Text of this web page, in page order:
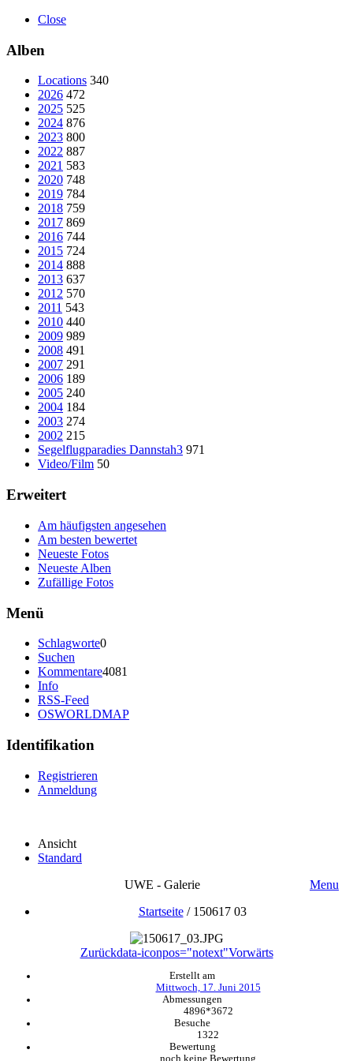
Close
Alben
Locations 340
2026 472
2025 525
2024 876
2023 800
2022 887
2021 583
2020 748
2019 784
2018 759
2017 869
2016 744
2015 724
2014 888
2013 637
2012 570
2011 543
2010 440
2009 989
2008 491
2007 291
2006 189
2005 240
2004 184
2003 274
2002 215
Segelflugparadies Dannstah3 971
Video/Film 50
Erweitert
Am häufigsten angesehen
Am besten bewertet
Neueste Fotos
Neueste Alben
Zufällige Fotos
Menü
Schlagworte0
Suchen
Kommentare4081
Info
RSS-Feed
OSWORLDMAP
Identifikation
Registrieren
Anmeldung
Ansicht
Standard
UWE - Galerie
Menu
Startseite/ 150617 03
Zurückdata-iconpos="notext"Vorwärts
Erstellt am
Mittwoch, 17. Juni 2015
Abmessungen
4896*3672
Besuche
1322
Bewertung
noch keine Bewertung